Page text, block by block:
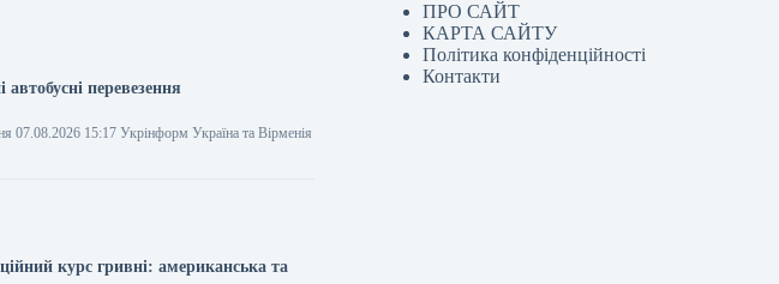
перевезення
07.08.2026 15:17 Укрінформ Україна та Вірменія
курс гривні: американська та
ПРО САЙТ
КАРТА САЙТУ
Політика конфіденційності
Контакти